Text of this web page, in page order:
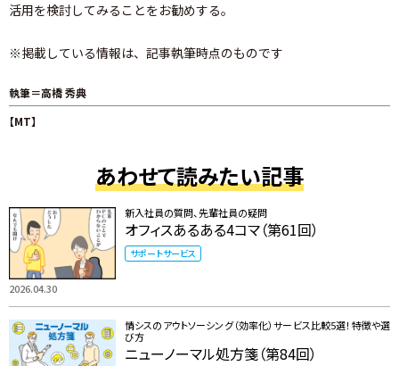
活用を検討してみることをお勧めする。
※掲載している情報は、記事執筆時点のものです
執筆＝高橋 秀典
【MT】
あわせて読みたい記事
2026.04.30
新入社員の質問、先輩社員の疑問
オフィスあるある4コマ（第61回）
サポートサービス
情シスのアウトソーシング（効率化）サービス比較5選！特徴や選
び方
ニューノーマル処方箋（第84回）